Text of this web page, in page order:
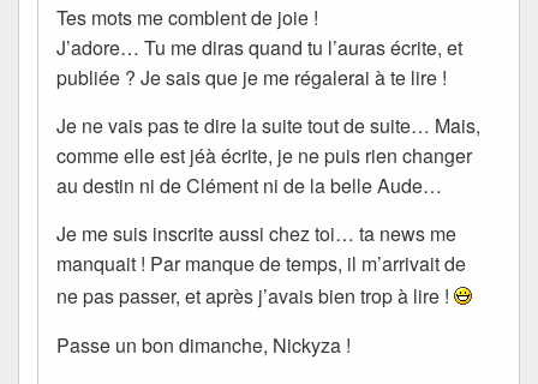
Tes mots me comblent de joie !
J’adore… Tu me diras quand tu l’auras écrite, et
publiée ? Je sais que je me régalerai à te lire !
Je ne vais pas te dire la suite tout de suite… Mais,
comme elle est jéà écrite, je ne puis rien changer
au destin ni de Clément ni de la belle Aude…
Je me suis inscrite aussi chez toi… ta news me
manquait ! Par manque de temps, il m’arrivait de
ne pas passer, et après j’avais bien trop à lire !
Passe un bon dimanche, Nickyza !